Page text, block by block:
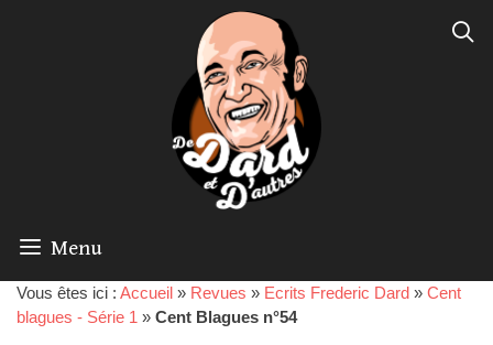
Menu
Vous êtes ici : Accueil » Revues » Ecrits Frederic Dard » Cent
blagues - Série 1 » Cent Blagues n°54